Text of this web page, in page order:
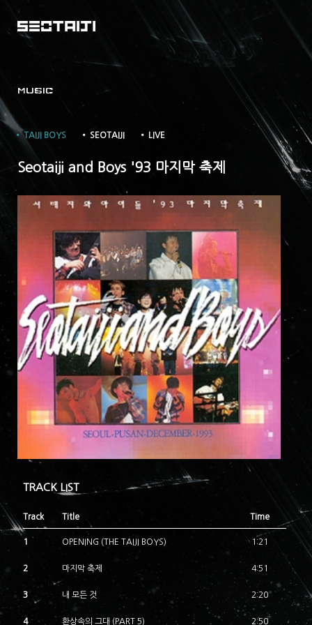
MUSIC
• TAIJI BOYS • SEOTAIJI • LIVE
Seotaiji and Boys '93 마지막 축제
TRACK LIST
Track Title Time
1 OPENING (THE TAIJI BOYS) 1:21
2 마지막 축제 4:51
3 내 모든 것 2:20
4 환상속의 그대 (PART 5) 2:50